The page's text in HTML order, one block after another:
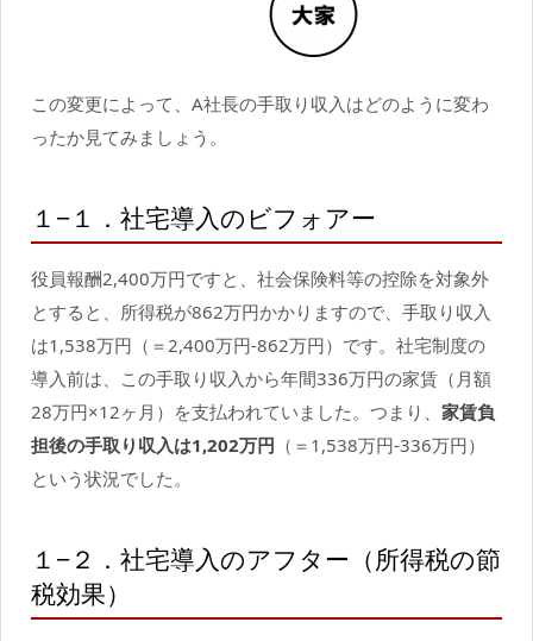
この変更によって、A社長の手取り収入はどのように変わ
ったか見てみましょう。
１−１．社宅導入のビフォアー
役員報酬2,400万円ですと、社会保険料等の控除を対象外
とすると、所得税が862万円かかりますので、手取り収入
は1,538万円（＝2,400万円-862万円）です。社宅制度の
導入前は、この手取り収入から年間336万円の家賃（月額
28万円×12ヶ月）を支払われていました。つまり、 家賃負
担後の手取り収入は1,202万円 （＝1,538万円-336万円）
という状況でした。
１−２．社宅導入のアフター（所得税の節
税効果）